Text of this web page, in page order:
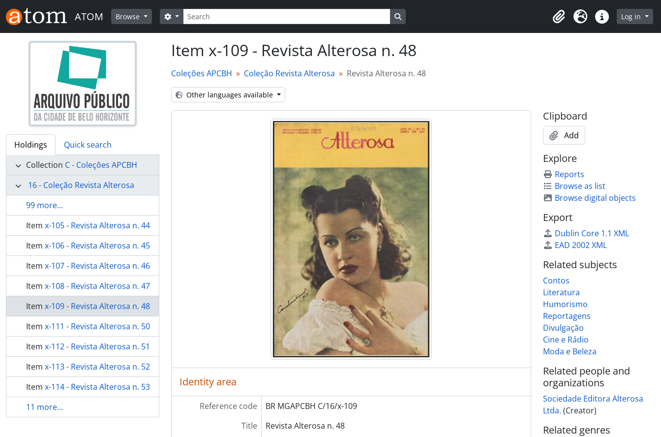
Skip to main content
ATOM Browse Search
Search options
ClipboardLanguageQuick linksLog in
Holdings
Quick search
Collection C - Coleções APCBH
16 - Coleção Revista Alterosa
99 more...
Item x-105 - Revista Alterosa n. 44
Item x-106 - Revista Alterosa n. 45
Item x-107 - Revista Alterosa n. 46
Item x-108 - Revista Alterosa n. 47
Item x-109 - Revista Alterosa n. 48
Item x-111 - Revista Alterosa n. 50
Item x-112 - Revista Alterosa n. 51
Item x-113 - Revista Alterosa n. 52
Item x-114 - Revista Alterosa n. 53
11 more...
Item x-109 - Revista Alterosa n. 48
Coleções APCBH Coleção Revista Alterosa Revista Alterosa n. 48
Other languages available
Identity area
Reference code
BR MGAPCBH C/16/x-109
Title
Revista Alterosa n. 48
Clipboard
Add
Explore
Reports
Browse as list
Browse digital objects
Export
Dublin Core 1.1 XML
EAD 2002 XML
Related subjects
Contos
Literatura
Humorismo
Reportagens
Divulgação
Cine e Rádio
Moda e Beleza
Related people and
organizations
Sociedade Editora Alterosa
Ltda. (Creator)
Related genres